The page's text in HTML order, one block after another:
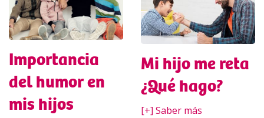
Importancia
del humor en
mis hijos
Mi hijo me reta
¿Qué hago?
[+] Saber más